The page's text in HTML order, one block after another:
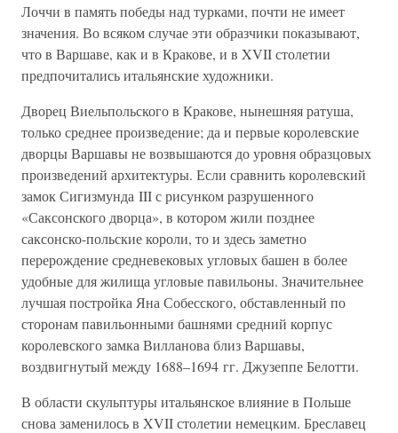
Лоччи в память победы над турками, почти не имеет
значения. Во всяком случае эти образчики показывают,
что в Варшаве, как и в Кракове, и в XVII столетии
предпочитались итальянские художники.
Дворец Виельпольского в Кракове, нынешняя ратуша,
только среднее произведение; да и первые королевские
дворцы Варшавы не возвышаются до уровня образцовых
произведений архитектуры. Если сравнить королевский
замок Сигизмунда III с рисунком разрушенного
«Саксонского дворца», в котором жили позднее
саксонско-польские короли, то и здесь заметно
перерождение средневековых угловых башен в более
удобные для жилища угловые павильоны. Значительнее
лучшая постройка Яна Собесского, обставленный по
сторонам павильонными башнями средний корпус
королевского замка Вилланова близ Варшавы,
воздвигнутый между 1688–1694 гг. Джузеппе Белотти.
В области скульптуры итальянское влияние в Польше
снова заменилось в XVII столетии немецким. Бреславец